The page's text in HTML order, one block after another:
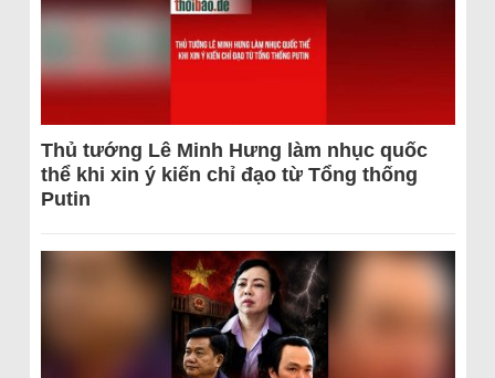
Thủ tướng Lê Minh Hưng làm nhục quốc
thể khi xin ý kiến chỉ đạo từ Tổng thống
Putin